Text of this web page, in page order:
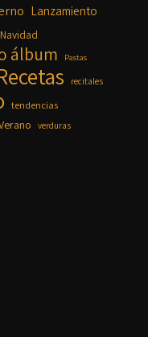
Lanzamiento
Navidad
álbum Pastas
recitales
tendencias
verduras